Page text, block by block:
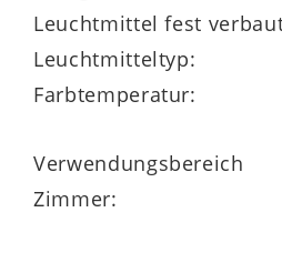
Wohnwände
Die LED-Profile sind
Glaseinsätzen der
unkompliziert
harmonieren ideal mit
Leuchtmittel fest
Leuchtmitteltyp:
Farbtemperatur:
Verwendungsbereich
Zimmer: